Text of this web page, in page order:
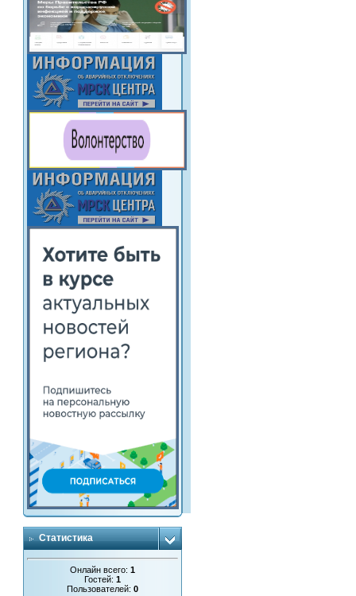
Статистика
Онлайн всего:1
Гостей:1
Пользователей:0